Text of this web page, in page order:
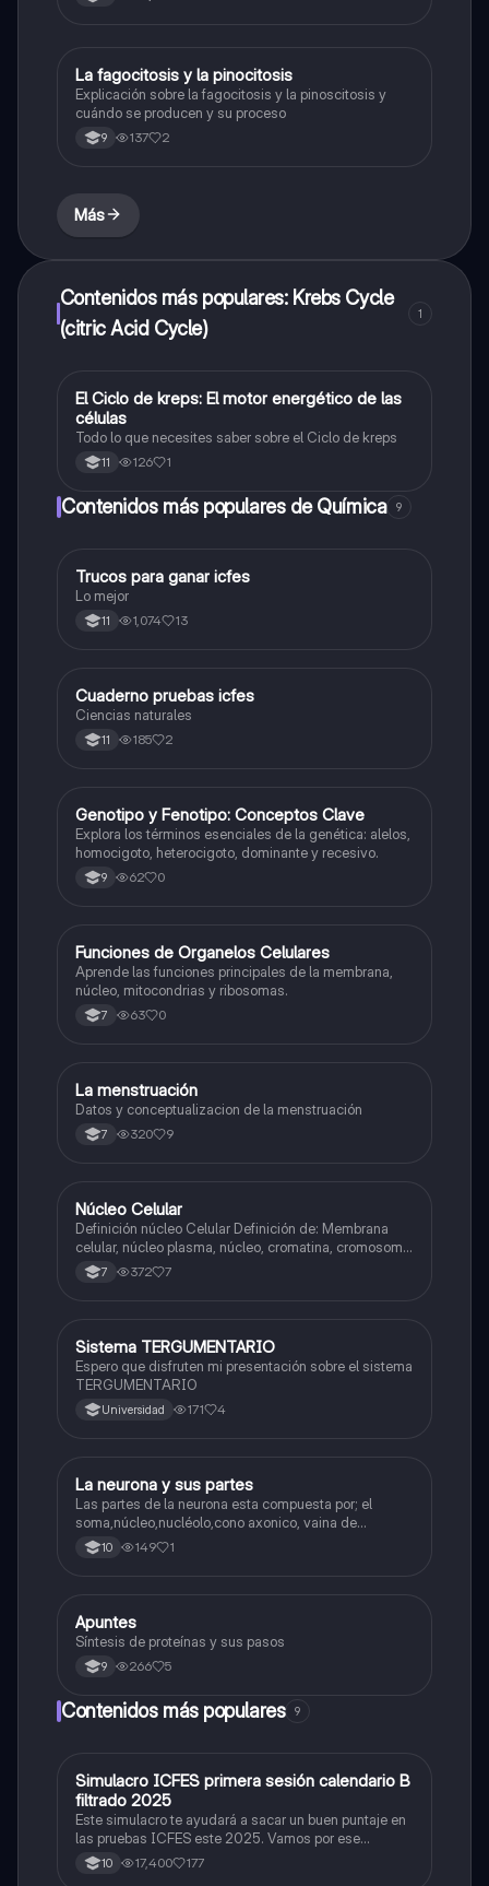
Biologia
La fagocitosis y la pinocitosis
Explicación sobre la fagocitosis y la pinoscitosis y
cuándo se producen y su proceso
9 137 2
Más
Contenidos más populares: Krebs Cycle
(citric Acid Cycle)
1
Biologia
El Ciclo de kreps: El motor energético de las
células
Todo lo que necesites saber sobre el Ciclo de kreps
11 126 1
Contenidos más populares de Química 9
Química
Trucos para ganar icfes
Lo mejor
11 1,074 13
Biologia
Cuaderno pruebas icfes
Ciencias naturales
11 185 2
GBiologia
Genotipo y Fenotipo: Conceptos Clave
Explora los términos esenciales de la genética: alelos,
homocigoto, heterocigoto, dominante y recesivo.
9 62 0
FBiologia
Funciones de Organelos Celulares
Aprende las funciones principales de la membrana,
núcleo, mitocondrias y ribosomas.
7 63 0
Biologia
La menstruación
Datos y conceptualizacion de la menstruación
7 320 9
Biologia
Núcleo Celular
Definición núcleo Celular Definición de: Membrana
celular, núcleo plasma, núcleo, cromatina, cromosoma
Interfase Fases de la interfase
7 372 7
Biologia
Sistema TERGUMENTARIO
Espero que disfruten mi presentación sobre el sistema
TERGUMENTARIO
Universidad 171 4
Biologia
La neurona y sus partes
Las partes de la neurona esta compuesta por; el
soma,núcleo,nucléolo,cono axonico, vaina de
mielina,celula schwan,núcleo de schwann,nódulo de
Ranvier,terminal axonico Arborizacion terminal, botón
10 149 1
Biologia
Apuntes
Síntesis de proteínas y sus pasos
9 266 5
Contenidos más populares 9
ICFES: Matemáticas
Simulacro ICFES primera sesión calendario B
filtrado 2025
Este simulacro te ayudará a sacar un buen puntaje en
las pruebas ICFES este 2025. Vamos por ese
500/500. Y poder ser admitido en la universidad que
quieras, estudiar la carrera que quieres y no la que te
10 17,400 177